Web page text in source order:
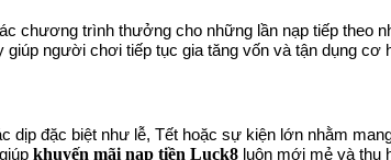
chương trình thưởng cho những lần nạp tiếp
người chơi tiếp tục gia tăng vốn và tận dụng cơ
đặc biệt như lễ, Tết hoặc sự kiện lớn nhằm
khuyến mãi nạp tiền Luck8 luôn mới mẻ và thu